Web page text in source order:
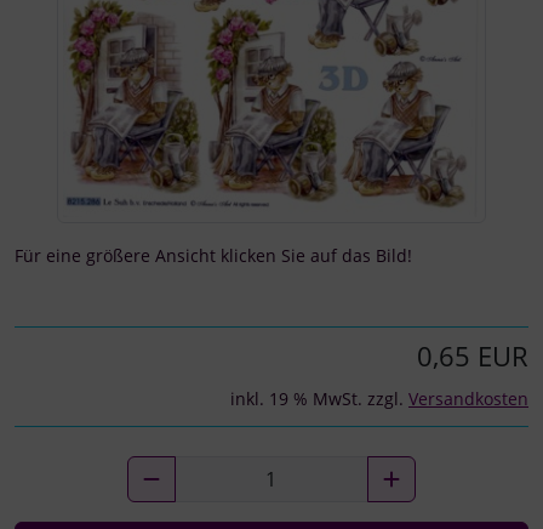
Für eine größere Ansicht klicken Sie auf das Bild!
0,65 EUR
inkl. 19 % MwSt. zzgl. Versandkosten